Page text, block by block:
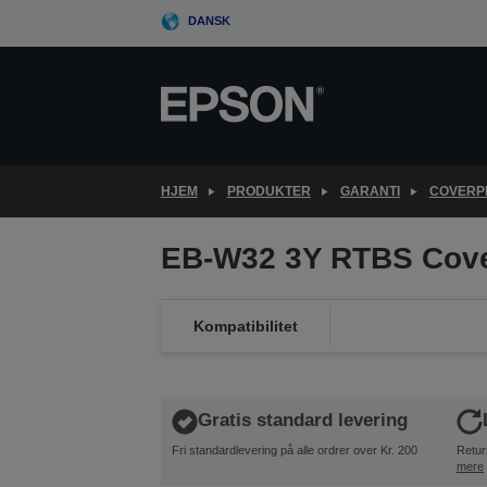
DANSK
HJEM PRODUKTER GARANTI
EB-W32 3Y RTBS
Kompatibilitet
Gratis standard levering
Fri standardlevering på alle ordrer over Kr. 200
mere